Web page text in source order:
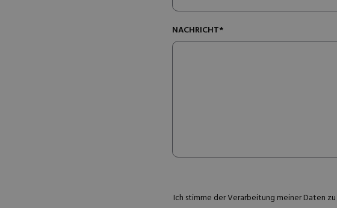
NACHRICHT*
Ich stimme der Verarbeitung meiner Daten zu